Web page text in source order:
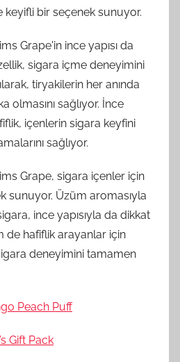
bir seçenek sunuyor.
Grape'in ince yapısı da
sigara içme deneyimini
tiryakilerin her anında
olmasını sağlıyor. İnce
içenlerin sigara keyfini
sağlıyor.
Grape, sigara içenler için
sunuyor. Üzüm aromasıyla
ince yapısıyla da dikkat
de hafiflik arayanlar için
deneyimini tamamen
Peach Puff
Gift Pack